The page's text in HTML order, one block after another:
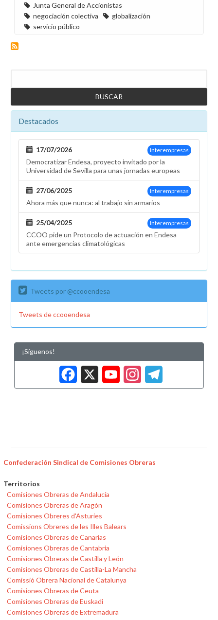
Junta General de Accionistas
negociación colectiva
globalización
servicio público
Destacados
Interempresas
17/07/2026
Democratizar Endesa, proyecto invitado por la
Universidad de Sevilla para unas jornadas europeas
Interempresas
27/06/2025
Ahora más que nunca: al trabajo sin armarios
Interempresas
25/04/2025
CCOO pide un Protocolo de actuación en Endesa
ante emergencias climatológicas
Tweets por @ccooendesa
Tweets de ccooendesa
¡Síguenos!
Facebook
X
Confederación Sindical de Comisiones Obreras
Territorios
Comisiones Obreras de Andalucía
Comisiones Obreras de Aragón
Comisiones Obreres d'Asturies
Comissions Obreres de les Illes Balears
Comisiones Obreras de Canarias
Comisiones Obreras de Cantabria
Comisiones Obreras de Castilla y León
Comisiones Obreras de Castilla-La Mancha
Comissió Obrera Nacional de Catalunya
Comisiones Obreras de Ceuta
Comisiones Obreras de Euskadi
Comisiones Obreras de Extremadura